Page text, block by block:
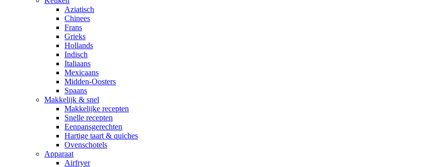
Aziatisch
Chinees
Frans
Grieks
Hollands
Indisch
Italiaans
Mexicaans
Midden-Oosters
Spaans
Makkelijk & snel
Makkelijke recepten
Snelle recepten
Eenpansgerechten
Hartige taart & quiches
Ovenschotels
Apparaat
Airfryer